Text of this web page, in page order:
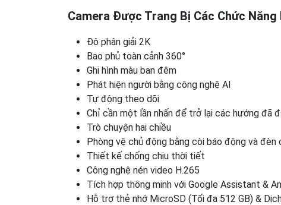
Camera Được Trang Bị Các Chức
Độ phân giải 2K
Bao phủ toàn cảnh 360°
Ghi hình màu ban đêm
Phát hiện người bằng công nghệ AI
Tự động theo dõi
Chỉ cần một lần nhấn để trở lại các hướng đã
Trò chuyện hai chiều
Phòng vệ chủ động bằng còi báo động và đèn
Thiết kế chống chịu thời tiết
Công nghệ nén video H.265
Tích hợp thông minh với Google Assistant &
Hỗ trợ thẻ nhớ MicroSD (Tối đa 512 GB) &